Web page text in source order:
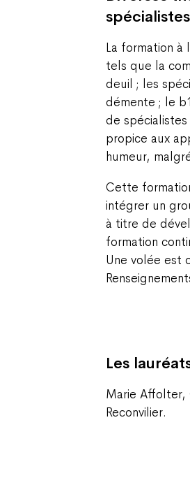
spécialistes
La formation à
tels que la
deuil ; les
démente ; le
de
propice aux
humeur,
Cette
intégrer un
à titre de
formation
Une volée est
Les
Marie Affolter,
Reconvilier.